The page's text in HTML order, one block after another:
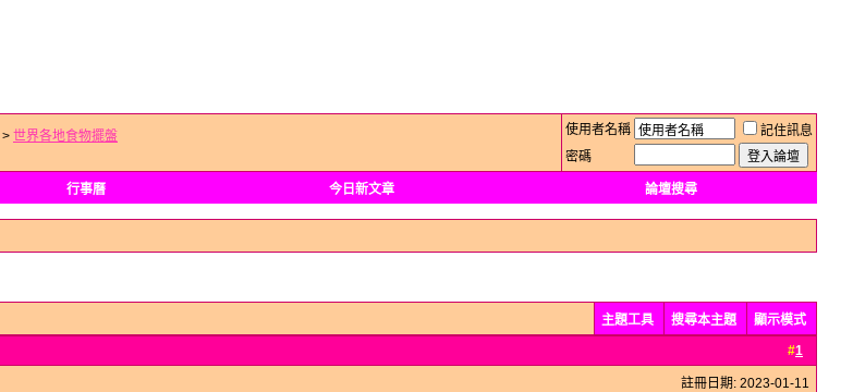
> 世界各地食物擺盤
使用者名稱
記住訊息
密碼
行事曆 今日新文章 論壇搜尋
主題工具 搜尋本主題
顯示模式
#1
註冊日期: 2023-01-11